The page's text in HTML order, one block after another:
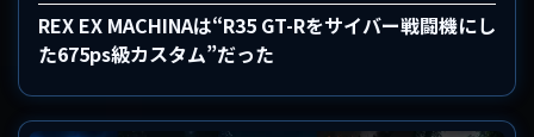
REX EX MACHINAは“R35 GT-Rをサイバー戦闘機にし
た675ps級カスタム”だった